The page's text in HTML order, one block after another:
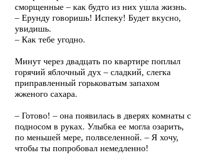
сморщенные – как будто из них ушла жизнь.
– Ерунду говоришь! Испеку! Будет вкусно,
увидишь.
– Как тебе угодно.
Минут через двадцать по квартире поплыл
горячий яблочный дух – сладкий, слегка
приправленный горьковатым запахом
жженого сахара.
– Готово! – она появилась в дверях комнаты с
подносом в руках. Улыбка ее могла озарить,
по меньшей мере, полвселенной. – Я хочу,
чтобы ты попробовал немедленно!